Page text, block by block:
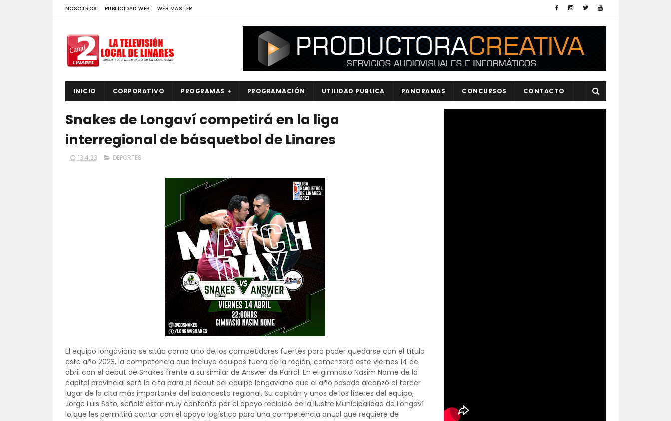
NOSOTROS PUBLICIDAD WEB WEB MASTER
INICIO CORPORATIVO PROGRAMAS PROGRAMACIÓN UTILIDAD PUBLICA PANORAMAS CONCURSOS CONTACTO
Snakes de Longaví competirá en la liga
interregional de básquetbol de Linares
13.4.23 DEPORTES
El equipo longaviano se sitúa como uno de los competidores fuertes para poder quedarse con el título
este año 2023, la competencia que incluye equipos fuera de la región, comenzará este viernes 14 de
abril con el debut de Snakes frente a su similar de Answer de Parral. En el gimnasio Nasim Nome de la
capital provincial será la cita para el debut del equipo longaviano que el año pasado alcanzó el tercer
lugar de la cita más importante del baloncesto regional. Su capitán y unos de los líderes del equipo,
Jorge Luis Soto, señaló estar muy contento por el apoyo recibido de la ilustre Municipalidad de Longaví
lo que les permitirá contar con el apoyo logístico para una competencia anual que requiere de